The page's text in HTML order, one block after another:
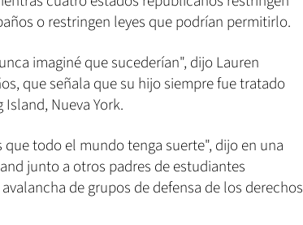
o restringen leyes que podrían permitirlo.
imaginé que sucederían", dijo Lauren
que señala que su hijo siempre fue tratado
Nueva York.
todo el mundo tenga suerte", dijo en una
junto a otros padres de estudiantes
de grupos de defensa de los derechos